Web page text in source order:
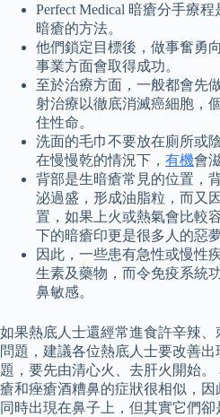
Perfect Medical 暗瘡分手療
暗瘡的方法。
他們鎖定目標後，做事奮勇
事業方面會取得成功。
至於治療方面，一般都會先
射治療以徹底消滅癌細胞，
住性命。
洗面的毛巾不要放在廁所或
在慢慢乾的情況下， 有機會
背部是生暗瘡常見的位置，
泌過盛，形成油脂粒，而又
置，如果上火或熱氣會比較
下的暗瘡印更是很多人的惡夢
因此，一些患有急性或慢性
生素及藥物，而令免疫系統
鼻敏感。
如果熱底人士還經常進食許辛辣
問題，建議各位熱底人士要改善
題，要先由清心火、去肝火開始
瘡和痤瘡酒糟鼻的症狀很相似，
同時出現在鼻子上，但其實它們